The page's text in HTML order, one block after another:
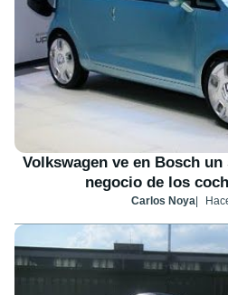
Volkswagen ve en Bosch
negocio de los
Carlos Noya